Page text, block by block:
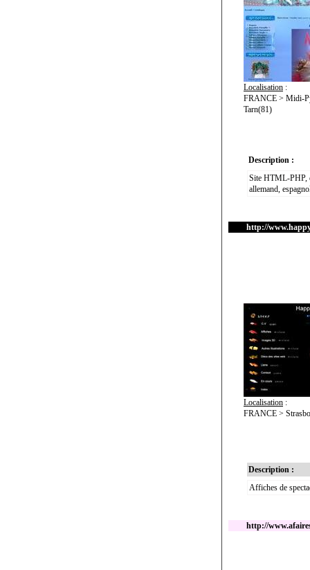
Localisation :
FRANCE > Midi-
Tarn(81)
Description :
Site HTML-PHP,
allemand,
http://
Localisation :
FRANCE >
Description :
Affiches de
http://